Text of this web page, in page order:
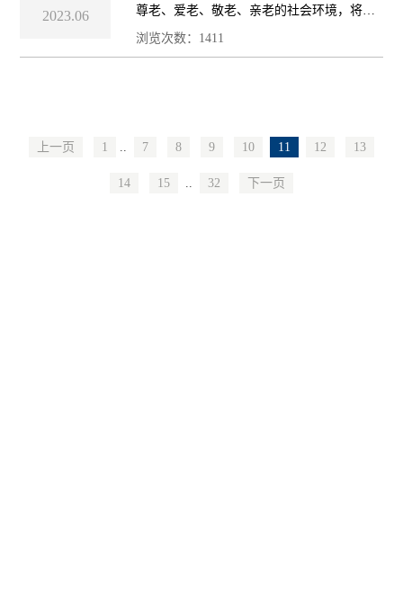
2023.06
尊老、爱老、敬老、亲老的社会环境，将党
组织的温暖和关怀送到老人心中，5月31日，
文理学院党支部在黄田铺镇鹧鸪岭村开展牵
浏览次数： 1411
上一页 1 .. 7 8 9 10 11 12 13
14 15 .. 32 下一页